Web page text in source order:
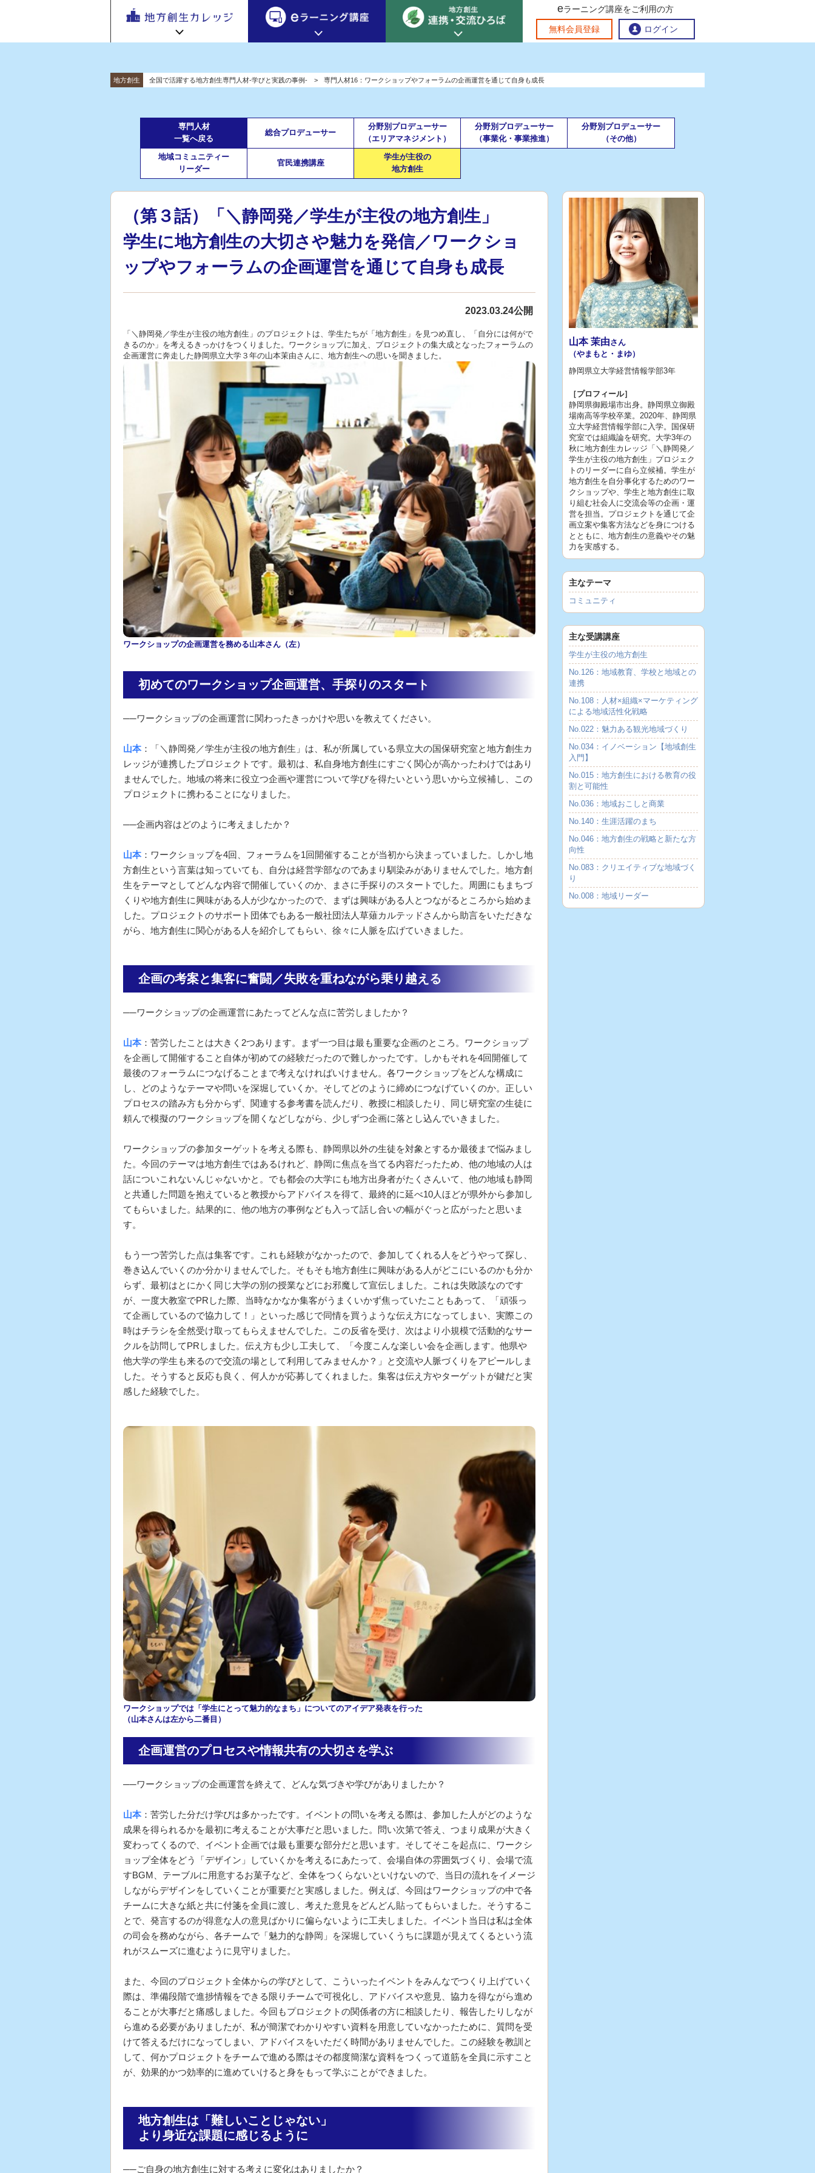
地方創生カレッジ
地方創生カレッジ HOME
地方創生カレッジ活用の流れ eラーニング講座 HOME 官民連携講座
ビデオライブラリ
eラーニング講座
eラーニング講座 HOME
初めての方へ テーマ別おすすめ受講コース eラーニング講座を探す
受講方法 eラーニング受講者の声
連携交流ひろば
連携・交流ひろば HOME
全国で活躍する地方創生専門人材 地方創生の実践事例紹介 地方創生に役立つコンテンツ集
地方創生応援プロジェクト
eラーニング講座をご利用の方
無料会員登録 ログイン
地方創生
全国で活躍する地方創生専門人材-学びと実践の事例- 専門人材16：ワークショップやフォーラムの企画運営を通じて自身も成長
専門人材
一覧へ戻る
総合プロデューサー
分野別プロデューサー
（エリアマネジメント）
分野別プロデューサー
（事業化・事業推進）
分野別プロデューサー
（その他）
地域コミュニティー
リーダー
官民連携講座
学生が主役の
地方創生
（第３話）「＼静岡発／学生が主役の地方創生」
学生に地方創生の大切さや魅力を発信／ワークショ
ップやフォーラムの企画運営を通じて自身も成長
2023.03.24公開
「＼静岡発／学生が主役の地方創生」のプロジェクトは、学生たちが「地方創生」を見つめ直し、「自分には何がで
きるのか」を考えるきっかけをつくりました。ワークショップに加え、プロジェクトの集大成となったフォーラムの
企画運営に奔走した静岡県立大学３年の山本茉由さんに、地方創生への思いを聞きました。
ワークショップの企画運営を務める山本さん（左）
初めてのワークショップ企画運営、手探りのスタート
──ワークショップの企画運営に関わったきっかけや思いを教えてください。
山本：「＼静岡発／学生が主役の地方創生」は、私が所属している県立大の国保研究室と地方創生カ
レッジが連携したプロジェクトです。最初は、私自身地方創生にすごく関心が高かったわけではあり
ませんでした。地域の将来に役立つ企画や運営について学びを得たいという思いから立候補し、この
プロジェクトに携わることになりました。
──企画内容はどのように考えましたか？
山本：ワークショップを4回、フォーラムを1回開催することが当初から決まっていました。しかし地
方創生という言葉は知っていても、自分は経営学部なのであまり馴染みがありませんでした。地方創
生をテーマとしてどんな内容で開催していくのか、まさに手探りのスタートでした。周囲にもまちづ
くりや地方創生に興味がある人が少なかったので、まずは興味がある人とつながるところから始めま
した。プロジェクトのサポート団体でもある一般社団法人草薙カルテッドさんから助言をいただきな
がら、地方創生に関心がある人を紹介してもらい、徐々に人脈を広げていきました。
企画の考案と集客に奮闘／失敗を重ねながら乗り越える
──ワークショップの企画運営にあたってどんな点に苦労しましたか？
山本：苦労したことは大きく2つあります。まず一つ目は最も重要な企画のところ。ワークショップ
を企画して開催すること自体が初めての経験だったので難しかったです。しかもそれを4回開催して
最後のフォーラムにつなげることまで考えなければいけません。各ワークショップをどんな構成に
し、どのようなテーマや問いを深堀していくか。そしてどのように締めにつなげていくのか。正しい
プロセスの踏み方も分からず、関連する参考書を読んだり、教授に相談したり、同じ研究室の生徒に
頼んで模擬のワークショップを開くなどしながら、少しずつ企画に落とし込んでいきました。
ワークショップの参加ターゲットを考える際も、静岡県以外の生徒を対象とするか最後まで悩みまし
た。今回のテーマは地方創生ではあるけれど、静岡に焦点を当てる内容だったため、他の地域の人は
話についこれないんじゃないかと。でも都会の大学にも地方出身者がたくさんいて、他の地域も静岡
と共通した問題を抱えていると教授からアドバイスを得て、最終的に延べ10人ほどが県外から参加し
てもらいました。結果的に、他の地方の事例なども入って話し合いの幅がぐっと広がったと思いま
す。
もう一つ苦労した点は集客です。これも経験がなかったので、参加してくれる人をどうやって探し、
巻き込んでいくのか分かりませんでした。そもそも地方創生に興味がある人がどこにいるのかも分か
らず、最初はとにかく同じ大学の別の授業などにお邪魔して宣伝しました。これは失敗談なのです
が、一度大教室でPRした際、当時なかなか集客がうまくいかず焦っていたこともあって、「頑張っ
て企画しているので協力して！」といった感じで同情を買うような伝え方になってしまい、実際この
時はチラシを全然受け取ってもらえませんでした。この反省を受け、次はより小規模で活動的なサー
クルを訪問してPRしました。伝え方も少し工夫して、「今度こんな楽しい会を企画します。他県や
他大学の学生も来るので交流の場として利用してみませんか？」と交流や人脈づくりをアピールしま
した。そうすると反応も良く、何人かが応募してくれました。集客は伝え方やターゲットが鍵だと実
感した経験でした。
ワークショップでは「学生にとって魅力的なまち」についてのアイデア発表を行った
（山本さんは左から二番目）
企画運営のプロセスや情報共有の大切さを学ぶ
──ワークショップの企画運営を終えて、どんな気づきや学びがありましたか？
山本：苦労した分だけ学びは多かったです。イベントの問いを考える際は、参加した人がどのような
成果を得られるかを最初に考えることが大事だと思いました。問い次第で答え、つまり成果が大きく
変わってくるので、イベント企画では最も重要な部分だと思います。そしてそこを起点に、ワークシ
ョップ全体をどう「デザイン」していくかを考えるにあたって、会場自体の雰囲気づくり、会場で流
すBGM、テーブルに用意するお菓子など、全体をつくらないといけないので、当日の流れをイメージ
しながらデザインをしていくことが重要だと実感しました。例えば、今回はワークショップの中で各
チームに大きな紙と共に付箋を全員に渡し、考えた意見をどんどん貼ってもらいました。そうするこ
とで、発言するのが得意な人の意見ばかりに偏らないように工夫しました。イベント当日は私は全体
の司会を務めながら、各チームで「魅力的な静岡」を深堀していくうちに課題が見えてくるという流
れがスムーズに進むように見守りました。
また、今回のプロジェクト全体からの学びとして、こういったイベントをみんなでつくり上げていく
際は、準備段階で進捗情報をできる限りチームで可視化し、アドバイスや意見、協力を得ながら進め
ることが大事だと痛感しました。今回もプロジェクトの関係者の方に相談したり、報告したりしなが
ら進める必要がありましたが、私が簡潔でわかりやすい資料を用意していなかったために、質問を受
けて答えるだけになってしまい、アドバイスをいただく時間がありませんでした。この経験を教訓と
して、何かプロジェクトをチームで進める際はその都度簡潔な資料をつくって道筋を全員に示すこと
が、効果的かつ効率的に進めていけると身をもって学ぶことができました。
地方創生は「難しいことじゃない」
より身近な課題に感じるように
──ご自身の地方創生に対する考えに変化はありましたか？
山本 茉由さん
（やまもと・まゆ）
静岡県立大学経営情報学部3年
［プロフィール］
静岡県御殿場市出身。静岡県立御殿
場南高等学校卒業。2020年、静岡県
立大学経営情報学部に入学。国保研
究室では組織論を研究。大学3年の
秋に地方創生カレッジ「＼静岡発／
学生が主役の地方創生」プロジェク
トのリーダーに自ら立候補。学生が
地方創生を自分事化するためのワー
クショップや、学生と地方創生に取
り組む社会人に交流会等の企画・運
営を担当。プロジェクトを通じて企
画立案や集客方法などを身につける
とともに、地方創生の意義やその魅
力を実感する。
主なテーマ
コミュニティ
主な受講講座
学生が主役の地方創生
No.126：地域教育、学校と地域との
連携
No.108：人材×組織×マーケティング
による地域活性化戦略
No.022：魅力ある観光地域づくり
No.034：イノベーション【地域創生
入門】
No.015：地方創生における教育の役
割と可能性
No.036：地域おこしと商業
No.140：生涯活躍のまち
No.046：地方創生の戦略と新たな方
向性
No.083：クリエイティブな地域づく
り
No.008：地域リーダー